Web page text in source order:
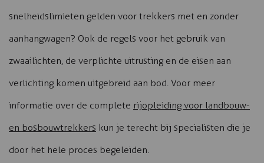
snelheidslimieten gelden voor trekkers met en zonder
aanhangwagen? Ook de regels voor het gebruik van
zwaailichten, de verplichte uitrusting en de eisen aan
verlichting komen uitgebreid aan bod. Voor meer
informatie over de complete rijopleiding voor landbouw-
en bosbouwtrekkers kun je terecht bij specialisten die je
door het hele proces begeleiden.